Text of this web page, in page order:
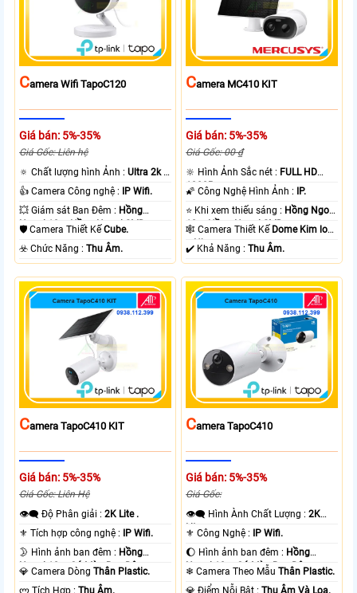
CAmera Wifi TapoC120
Giá bán: 5%-35%
Giá Gốc: Liên hệ
🔅 Chất lượng hình Ảnh :Ultra 2k +
.
👍 Camera Công nghệ :
IP Wifi.
💥 Giám sát Ban Đêm : Hồng
Ngoại 10m Hồng Ngoại SMD.
🛡 Camera Thiết KếCube.
️☣️ Chức Năng :Thu Âm.
CAmera MC410 KIT
Giá bán: 5%-35%
Giá Gốc: 00 ₫
🔆 Hình Ảnh Sắc nét : FULL HD
1080P .
🌠 Công Nghệ Hình Ảnh :
IP.
⭐ Khi xem thiếu sáng : Hồng Ngoại
10m Hồng Ngoại SMD.
🕸️ Camera Thiết Kế Dome Kim loại
+ Nhựa.
️✔️ Khả Năng :Thu Âm.
CAmera TapoC410 KIT
Giá bán: 5%-35%
Giá Gốc: Liên Hệ
👁️‍🗨 Độ Phân giải :2K Lite .
⚜️ Tích hợp công nghệ : IP Wifi.
🌛 Hình ảnh ban đêm : Hồng
Ngoại 10m Có Màu Ban Ðêm.
💎 Camera DòngThân Plastic.
️ლ Tích Hợp :Thu Âm.
CAmera TapoC410
Giá bán: 5%-35%
Giá Gốc:
👁️‍🗨 Hình Ành Chất Lượng :2K
Lite .
⚜️ Công Nghệ : IP Wifi.
🌔 Hình ảnh ban đêm : Hồng
Ngoại 10m Có Màu Ban Ðêm.
❄ Camera Theo MẫuThân Plastic.
️💎 Điểm Nỗi Bật :Thu Âm Và Loa.